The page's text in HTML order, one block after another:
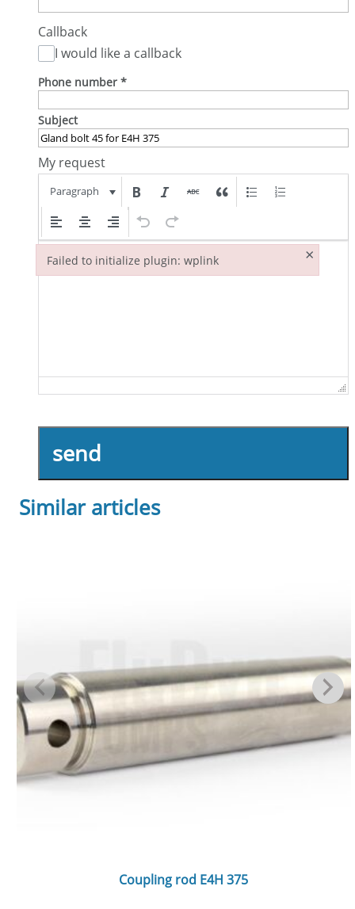
Callback
I would like a callback
Phone number *
Subject
My request
Paragraph
send
Similar articles
Coupling rod E4H 375
Failed to initialize plugin: wplink ×
Failed to initialize plugin: wplink